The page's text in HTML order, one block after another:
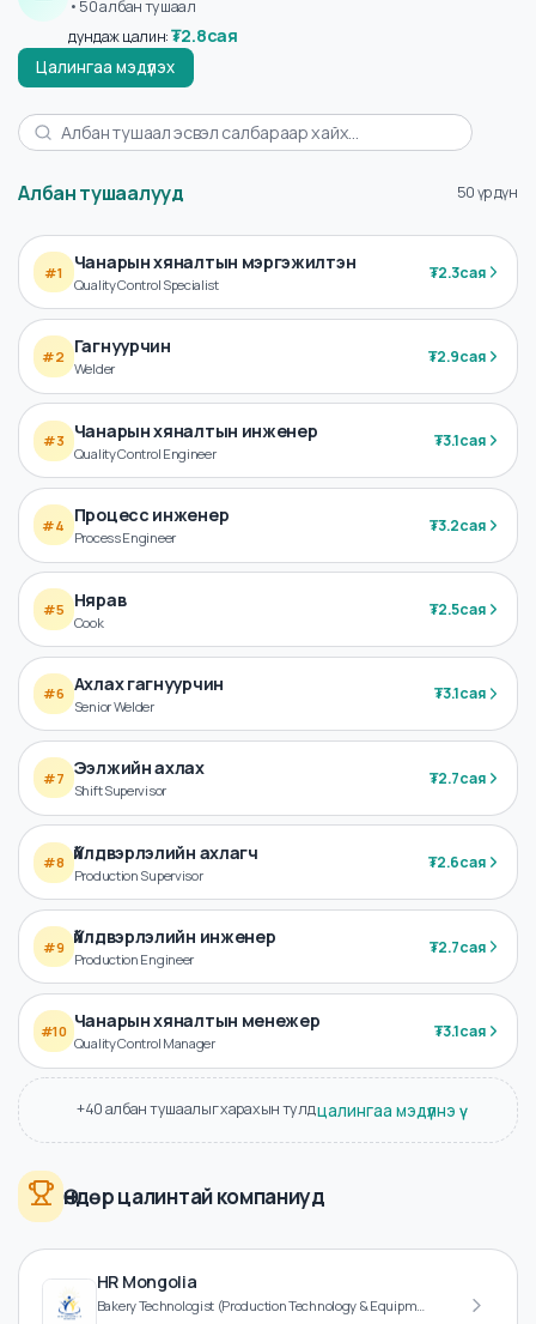
Үйлдвэрлэл ба Үйлдвэрийн дэмжлэг
•50албан тушаал
дундаж цалин
₮2.8сая
Цалингаа мэдүүлэх
Албан тушаалууд 50 үр
Чанарын хяналтын мэргэжилтэн
Quality Control Specialist
2.3сая
#2 Гагнуурчин
Welder
2.9сая
#3 Чанарын хяналтын инженер
Quality Control Engineer
# 4
Process Engineer
#5 Нярав
Cook
₮ 2.5сая
#6 Ахлах гагнуурчин
Senior Welder
₮3.1сая
#7 Ээлжийн ахлах
Shift Supervisor
₮2.7сая
#8 Үйлдвэрлэлийн ахлагч
Production Supervisor
₮2.6сая
#9 Үйлдвэрлэлийн инженер
Production Engineer
₮2.7сая
Чанарын хяналтын менежер
Quality Control Manager
+40 албан тушаалыг харахын тулд
Өндөр цалинтай компаниуд